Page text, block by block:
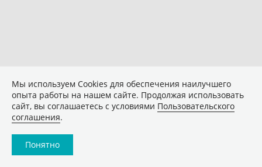
Мы используем Сookies для обеспечения наилучшего
опыта работы на нашем сайте. Продолжая использовать
сайт, вы соглашаетесь с условиями Пользовательского
соглашения.
Понятно